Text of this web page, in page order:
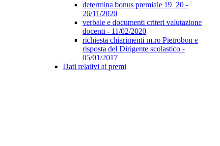
determina bonus premiale 19_20 -
26/11/2020
verbale e documenti criteri valutazione
docenti - 11/02/2020
richiesta chiarimenti m.ro Pietrobon e
risposta del Dirigente scolastico -
05/01/2017
Dati relativi ai premi